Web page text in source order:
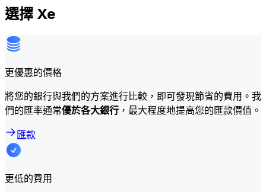
選擇 Xe
更優惠的價格
將您的銀行與我們的方案進行比較，即可發現節省的費用。我
們的匯率通常優於各大銀行 ，最大程度地提高您的匯款價值。
匯款
更低的費用